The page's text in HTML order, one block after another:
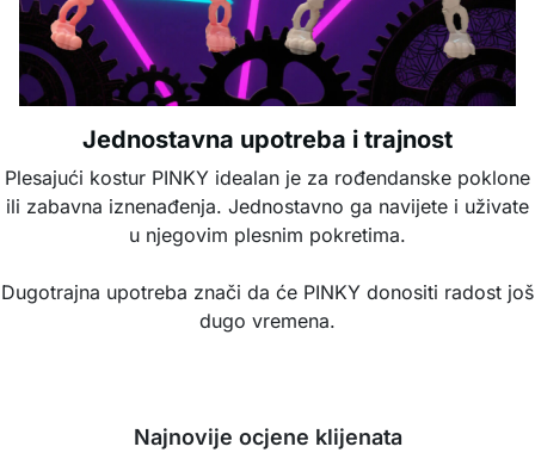
Jednostavna upotreba i trajnost
Plesajući kostur PINKY idealan je za rođendanske poklone
ili zabavna iznenađenja. Jednostavno ga navijete i uživate
u njegovim plesnim pokretima.
Dugotrajna upotreba znači da će PINKY donositi radost još
dugo vremena.
Najnovije ocjene klijenata